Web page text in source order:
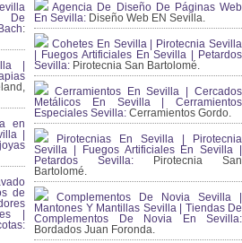
De
:
|
en
|
de
|
Agencia De Diseño De Páginas Web
En Sevilla: Diseño Web EN Sevilla.
Cohetes En Sevilla | Pirotecnia Sevilla
| Fuegos Artificiales En Sevilla | Petardos
Sevilla: Pirotecnia San Bartolomé.
Cerramientos En Sevilla | Cercados
Metálicos En Sevilla | Cerramientos
Especiales Sevilla: Cerramientos Gordo.
Pirotecnias En Sevilla | Pirotecnia
Sevilla | Fuegos Artificiales En Sevilla |
Petardos Sevilla: Pirotecnia San
Bartolomé.
Complementos De Novia Sevilla |
Mantones Y Mantillas Sevilla | Tiendas De
Complementos De Novia En Sevilla:
Bordados Juan Foronda.